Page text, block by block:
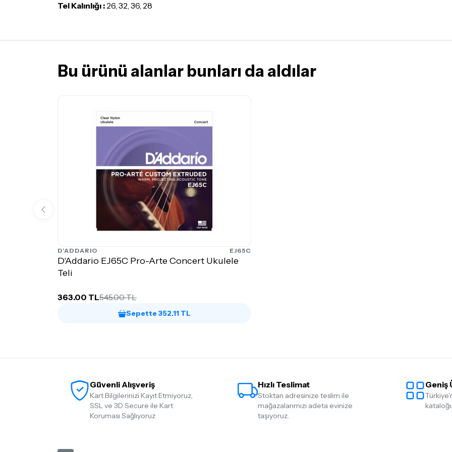
Tel Kalınlığı : 26, 32, 36, 28
Bu ürünü alanlar bunları da aldılar
D'ADDARIO EJ65C
D'Addario EJ65C Pro-Arte Concert Ukulele
Teli
363.00 TL545.00 TL
Sepette 352.11 TL
Güvenli Alışveriş
Kart Bilgilerinizi Kayıt Etmiyoruz,
SSL ve 3D Secure ile Kart
Koruması Sağlıyoruz
Hızlı Teslimat
Stoktan adresinize teslim ile
mağazalarımızı adeta evinize
taşıyoruz.
Geniş